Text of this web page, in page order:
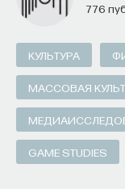
776
КУЛЬТУРА
МАССОВАЯ
GAME STUDIES